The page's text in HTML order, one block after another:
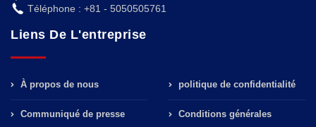
Téléphone : +81 - 5050505761
Liens De L'entreprise
À propos de nous
Communiqué de presse
politique de confidentialité
Conditions générales